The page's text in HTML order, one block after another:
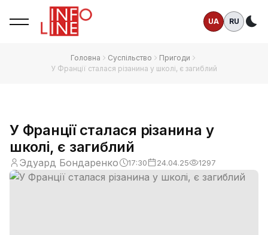
UA RU
Головна Суспільство
Пригоди
У Франції сталася різанина у школі, є загиблий
У Франції сталася різанина у
школі, є загиблий
Эдуард Бондаренко 17:30 24.04.25 1297